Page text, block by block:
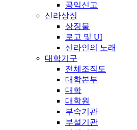
공익신고
신라상징
상징물
로고 및 UI
신라인의 노래
대학기구
전체조직도
대학본부
대학
대학원
부속기관
부설기관